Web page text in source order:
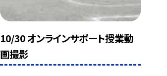
10/30 オンラインサポート授業動
画撮影